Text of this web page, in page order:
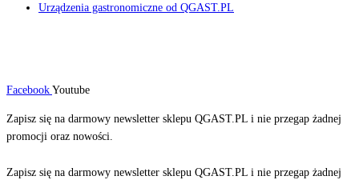
Urządzenia gastronomiczne od QGAST.PL
Facebook Youtube
Zapisz się na darmowy newsletter sklepu QGAST.PL i nie przegap żadnej
promocji oraz nowości.
Zapisz się na darmowy newsletter sklepu QGAST.PL i nie przegap żadnej